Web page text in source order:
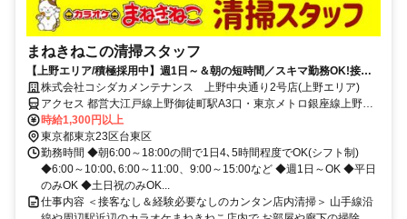
まねきねこの清掃スタッフ
【上野エリア/積極採用中】週1日～＆朝の短時間／スキマ勤務OK!接客
ナシ♪未経験歓迎!初バイト・初パートにもピッタリ★簡単もくもくお掃
除専属スタッフ!
株式会社コシダカメンテナンス 上野中央通り2号店(上野エリア)
アクセス 都営大江戸線上野御徒町駅A3口・東京メトロ銀座線上野広
小路駅A3口徒歩1分、JR上野駅不忍口徒歩5分
時給1,300円以上
東京都東京23区台東区
勤務時間 ◆朝6:00～18:00の間で1日4､5時間程度でOK(シフト制)
◆6:00～10:00､6:00～11:00、9:00～15:00など ◆週1日～OK ◆平日
のみOK ◆土日祝のみOK...
仕事内容 ＜接客なし＆経験必要なしのカンタン店内清掃＞ 山手線沿